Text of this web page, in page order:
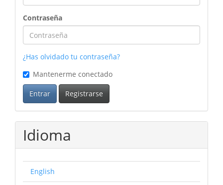
Contraseña
¿Has olvidado tu contraseña?
Mantenerme conectado
Entrar Registrarse
Idioma
English